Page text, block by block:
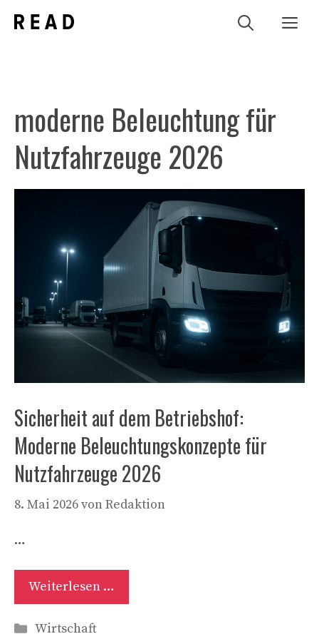
Inhalt
moderne Beleuchtung für
Nutzfahrzeuge 2026
Sicherheit auf dem Betriebshof:
Moderne Beleuchtungskonzepte für
Nutzfahrzeuge 2026
8. Mai 2026vonRedaktion
…
Weiterlesen …
Kategorien
Wirtschaft